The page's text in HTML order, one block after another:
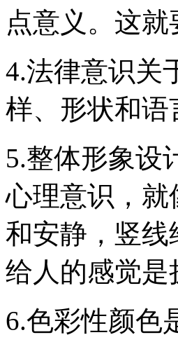
点意义。这
4.法律意识关
样、形状和语
5.整体形象设
心理意识，
和安静，竖
给人的感觉
6.色彩性颜色